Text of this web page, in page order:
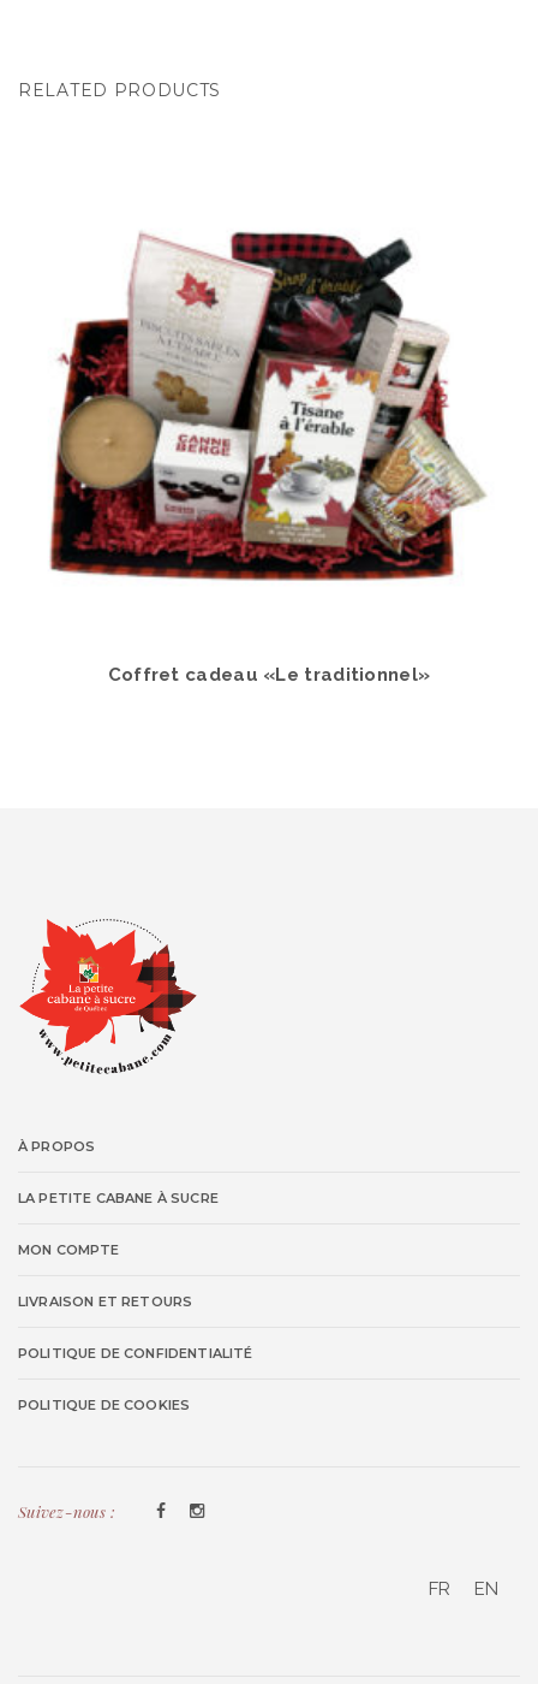
RELATED PRODUCTS
Coffret cadeau «Le traditionnel»
À PROPOS
LA PETITE CABANE À SUCRE
MON COMPTE
LIVRAISON ET RETOURS
POLITIQUE DE CONFIDENTIALITÉ
POLITIQUE DE COOKIES
Suivez-nous :
FR EN